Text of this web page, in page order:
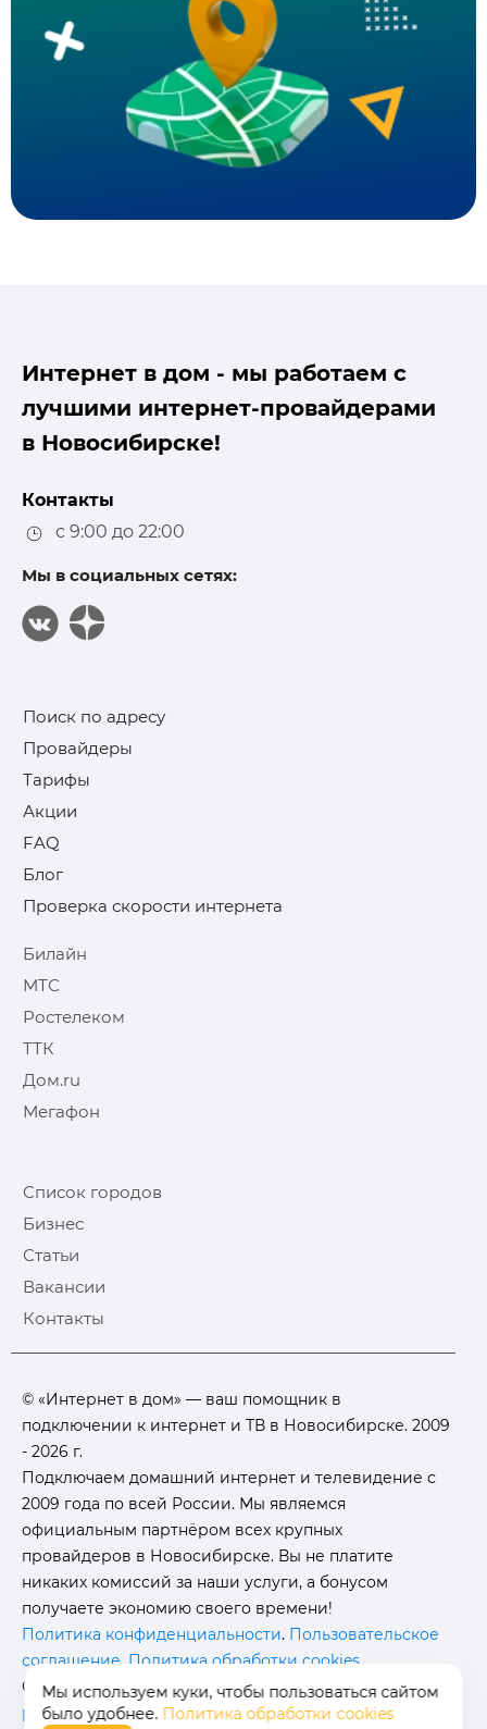
Интернет в дом - мы работаем с
лучшими интернет-провайдерами
в Новосибирске!
Контакты
с 9:00 до 22:00
Мы в социальных сетях:
Поиск по адресу
Провайдеры
Тарифы
Акции
FAQ
Блог
Проверка скорости интернета
Билайн
МТС
Ростелеком
ТТК
Дом.ru
Мегафон
Список городов
Бизнес
Статьи
Вакансии
Контакты
© «Интернет в дом» — ваш помощник в
подключении к интернет и ТВ в Новосибирске. 2009
- 2026 г.
Подключаем домашний интернет и телевидение с
2009 года по всей России. Мы являемся
официальным партнёром всех крупных
провайдеров в Новосибирске. Вы не платите
никаких комиссий за наши услуги, а бонусом
получаете экономию своего времени!
Политика конфиденциальности. Пользовательское
соглашение Политика обработки cookies
Отписаться от полученияинформационных
рассылокот данного ресурса можно настранице
Мы используем куки, чтобы пользоваться сайтом
было удобнее. Политика обработки cookies